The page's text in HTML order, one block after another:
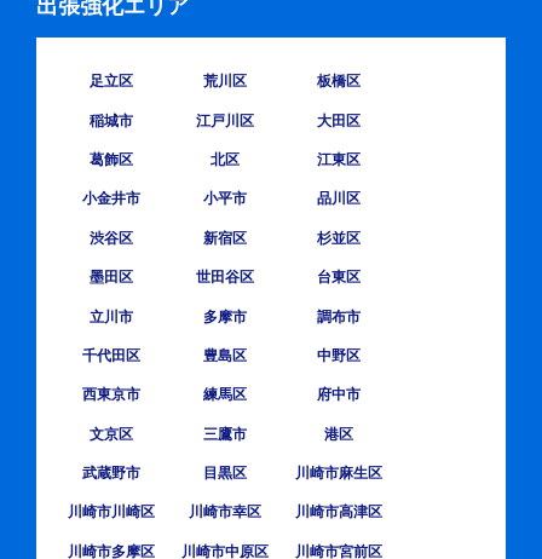
出張強化エリア
足立区 荒川区 板橋区
稲城市 江戸川区 大田区
葛飾区 北区 江東区
小金井市 小平市 品川区
渋谷区 新宿区 杉並区
墨田区 世田谷区 台東区
立川市 多摩市 調布市
千代田区 豊島区 中野区
西東京市 練馬区 府中市
文京区 三鷹市 港区
武蔵野市 目黒区 川崎市麻生区
川崎市川崎区 川崎市幸区 川崎市高津区
川崎市多摩区 川崎市中原区 川崎市宮前区